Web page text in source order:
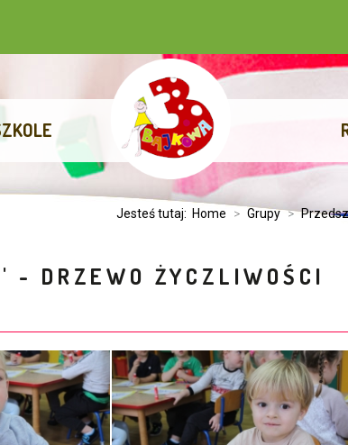
Jesteś tutaj: Home > Grupy >
- DRZEWO ŻYCZLIWOŚCI